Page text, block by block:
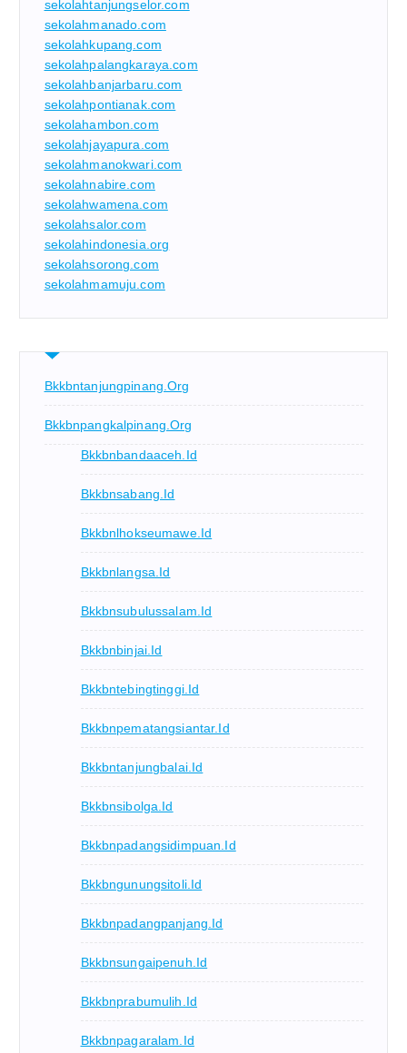
sekolahtanjungselor.com
sekolahmanado.com
sekolahkupang.com
sekolahpalangkaraya.com
sekolahbanjarbaru.com
sekolahpontianak.com
sekolahambon.com
sekolahjayapura.com
sekolahmanokwari.com
sekolahnabire.com
sekolahwamena.com
sekolahsalor.com
sekolahindonesia.org
sekolahsorong.com
sekolahmamuju.com
Bkkbntanjungpinang.org
Bkkbnpangkalpinang.org
Bkkbnbandaaceh.id
Bkkbnsabang.id
Bkkbnlhokseumawe.id
Bkkbnlangsa.id
Bkkbnsubulussalam.id
Bkkbnbinjai.id
Bkkbntebingtinggi.id
Bkkbnpematangsiantar.id
Bkkbntanjungbalai.id
Bkkbnsibolga.id
Bkkbnpadangsidimpuan.id
Bkkbngunungsitoli.id
Bkkbnpadangpanjang.id
Bkkbnsungaipenuh.id
Bkkbnprabumulih.id
Bkkbnpagaralam.id